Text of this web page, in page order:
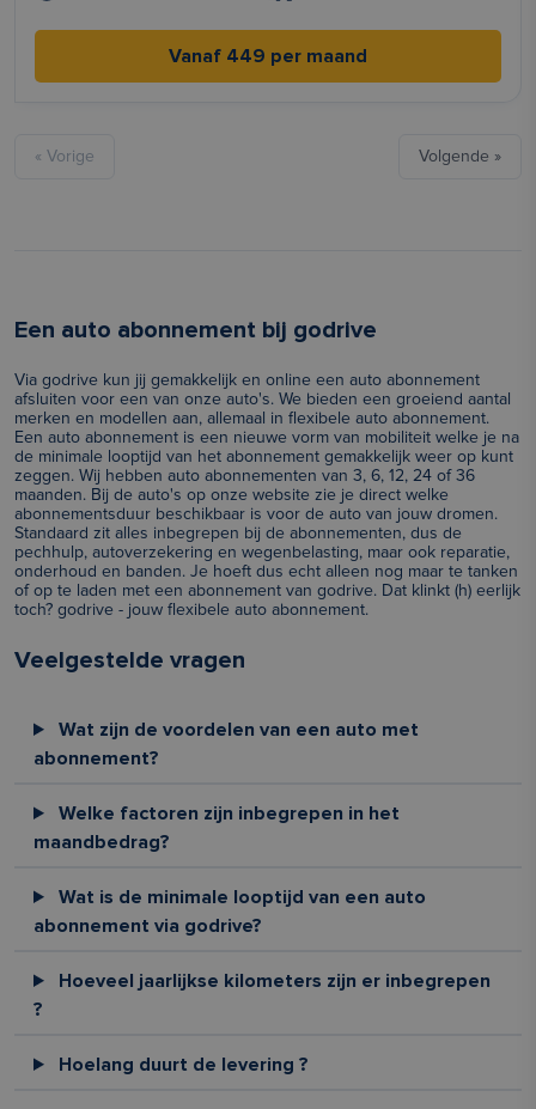
Vanaf 449 per maand
« Vorige Volgende »
Een auto abonnement bij godrive
Via godrive kun jij gemakkelijk en online een auto abonnement
afsluiten voor een van onze auto's. We bieden een groeiend aantal
merken en modellen aan, allemaal in flexibele auto abonnement.
Een auto abonnement is een nieuwe vorm van mobiliteit welke je na
de minimale looptijd van het abonnement gemakkelijk weer op kunt
zeggen. Wij hebben auto abonnementen van 3, 6, 12, 24 of 36
maanden. Bij de auto's op onze website zie je direct welke
abonnementsduur beschikbaar is voor de auto van jouw dromen.
Standaard zit alles inbegrepen bij de abonnementen, dus de
pechhulp, autoverzekering en wegenbelasting, maar ook reparatie,
onderhoud en banden. Je hoeft dus echt alleen nog maar te tanken
of op te laden met een abonnement van godrive. Dat klinkt (h) eerlijk
toch? godrive - jouw flexibele auto abonnement.
Veelgestelde vragen
Wat zijn de voordelen van een auto met
abonnement?
Welke factoren zijn inbegrepen in het
maandbedrag?
Wat is de minimale looptijd van een auto
abonnement via godrive?
Hoeveel jaarlijkse kilometers zijn er inbegrepen
?
Hoelang duurt de levering ?